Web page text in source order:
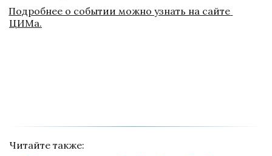
Подробнее о событии можно узнать на сайте
ЦИМа.
Читайте также: